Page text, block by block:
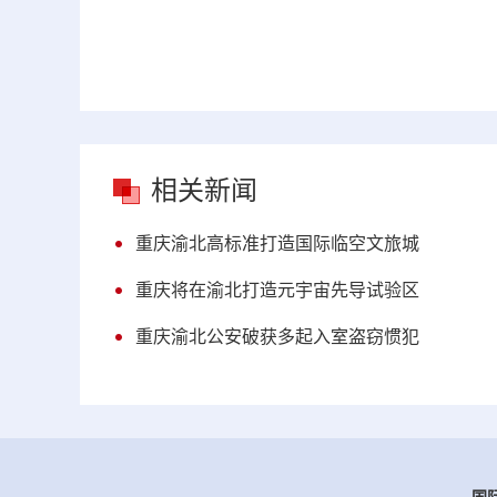
相关新闻
重庆渝北高标准打造国际临空文旅城
重庆将在渝北打造元宇宙先导试验区
重庆渝北公安破获多起入室盗窃惯犯